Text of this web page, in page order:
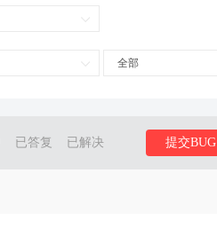
全部
已答复 已解决 提交BUG